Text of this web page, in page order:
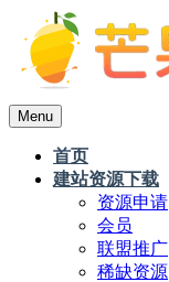
Menu
首页
建站资源下载
资源申请
会员
联盟推广
稀缺资源